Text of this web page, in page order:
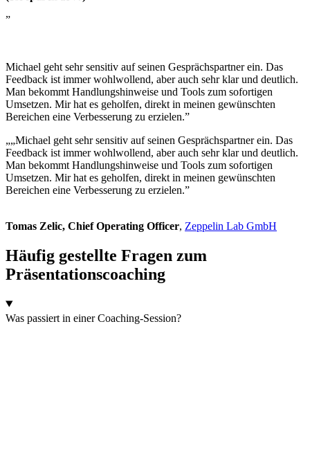
”
Michael geht sehr sensitiv auf seinen Gesprächspartner ein. Das
Feedback ist immer wohlwollend, aber auch sehr klar und deutlich.
Man bekommt Handlungshinweise und Tools zum sofortigen
Umsetzen. Mir hat es geholfen, direkt in meinen gewünschten
Bereichen eine Verbesserung zu erzielen.”
„„Michael geht sehr sensitiv auf seinen Gesprächspartner ein. Das
Feedback ist immer wohlwollend, aber auch sehr klar und deutlich.
Man bekommt Handlungshinweise und Tools zum sofortigen
Umsetzen. Mir hat es geholfen, direkt in meinen gewünschten
Bereichen eine Verbesserung zu erzielen.”
Tomas Zelic, Chief Operating Officer, Zeppelin Lab GmbH
Häufig gestellte Fragen zum
Präsentationscoaching
Was passiert in einer Coaching-Session?